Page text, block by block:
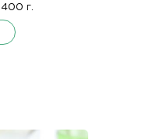
400 г.